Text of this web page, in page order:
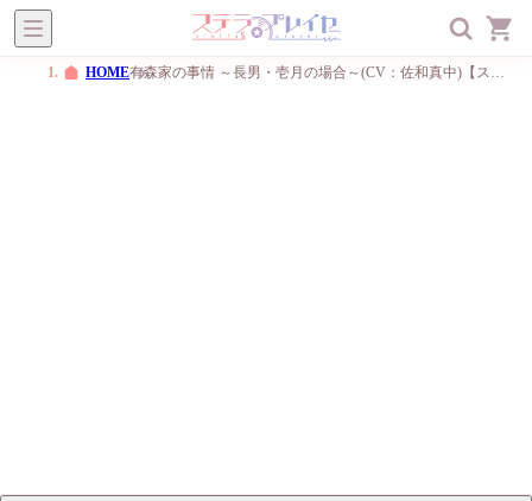
メニュー
ステラプレイヤー
BL 一般
HOME